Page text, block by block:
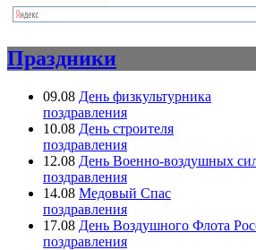
Праздники
09.08 День физкультурника
поздравления
10.08 День строителя
поздравления
12.08 День Военно-воздушных
поздравления
14.08 Медовый Спас
поздравления
17.08 День Воздушного Флота
поздравления